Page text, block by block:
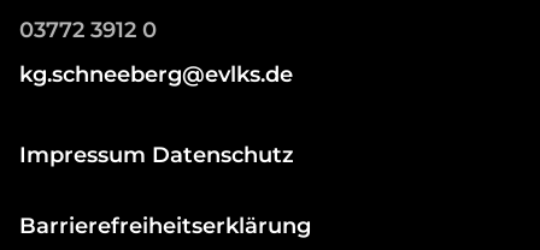
03772 3912 0
kg.schneeberg@evlks.de
Impressum Datenschutz
Barrierefreiheitserklärung